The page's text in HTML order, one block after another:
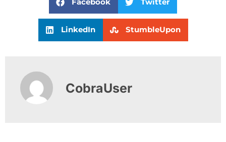
Facebook Twitter
LinkedIn StumbleUpon
CobraUser